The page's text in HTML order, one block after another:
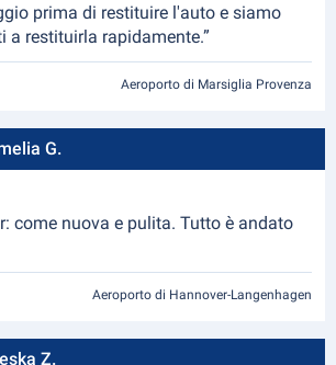
prima di restituire l'auto e siamo
a restituirla rapidamente.”
Aeroporto di Marsiglia Provenza
G.
come nuova e pulita. Tutto è andato
Aeroporto di Hannover-Langenhagen
Z.